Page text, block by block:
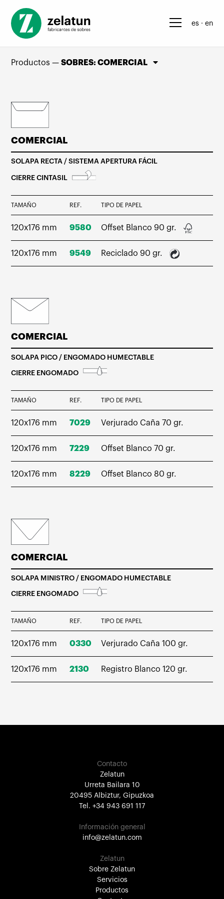
es en
Productos SOBRES: COMERCIAL
COMERCIAL
SOLAPA RECTA / SISTEMA APERTURA FÁCIL
CIERRE CINTASIL
TAMAÑO REF. TIPO DE PAPEL
120x176 mm 9580 Offset Blanco 90 gr.
120x176 mm 9549 Reciclado 90 gr.
COMERCIAL
SOLAPA PICO / ENGOMADO HUMECTABLE
CIERRE ENGOMADO
TAMAÑO REF. TIPO DE PAPEL
120x176 mm 7029 Verjurado Caña 70 gr.
120x176 mm 7229 Offset Blanco 70 gr.
120x176 mm 8229 Offset Blanco 80 gr.
COMERCIAL
SOLAPA MINISTRO / ENGOMADO HUMECTABLE
CIERRE ENGOMADO
TAMAÑO REF. TIPO DE PAPEL
120x176 mm 0330 Verjurado Caña 100 gr.
120x176 mm 2130 Registro Blanco 120 gr.
Contacto
Zelatun
Urreta Bailara 10
20495 Albiztur, Gipuzkoa
Tel. +34 943 691 117
Información general
info@zelatun.com
Zelatun
Sobre Zelatun
Servicios
Productos